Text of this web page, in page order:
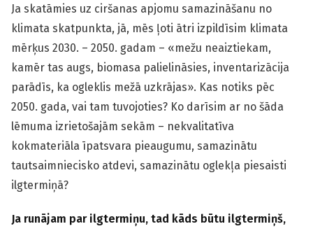
Ja skatāmies uz ciršanas apjomu samazināšanu no
klimata skatpunkta, jā, mēs ļoti ātri izpildīsim klimata
mērķus 2030. – 2050. gadam – «mežu neaiztiekam,
kamēr tas augs, biomasa palielināsies, inventarizācija
parādīs, ka ogleklis mežā uzkrājas». Kas notiks pēc
2050. gada, vai tam tuvojoties? Ko darīsim ar no šāda
lēmuma izrietošajām sekām – nekvalitatīva
kokmateriāla īpatsvara pieaugumu, samazinātu
tautsaimniecisko atdevi, samazinātu oglekļa piesaisti
ilgtermiņā?
Ja runājam par ilgtermiņu, tad kāds būtu ilgtermiņš,